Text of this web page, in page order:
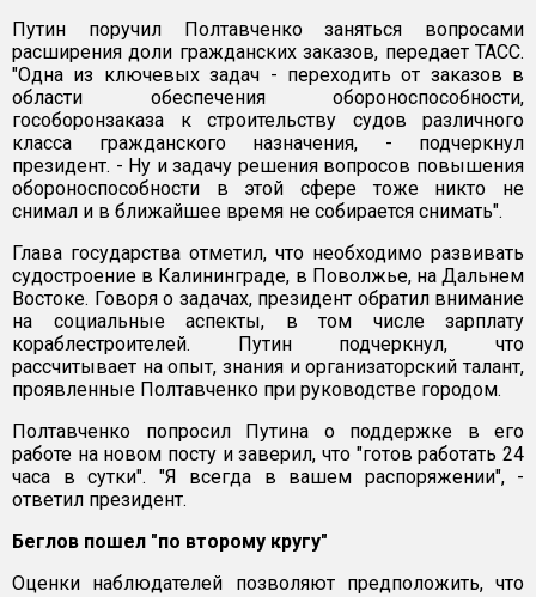
Путин поручил Полтавченко заняться вопросами
расширения доли гражданских заказов, передает ТАСС.
"Одна из ключевых задач - переходить от заказов в
области обеспечения обороноспособности,
гособоронзаказа к строительству судов различного
класса гражданского назначения, - подчеркнул
президент. - Ну и задачу решения вопросов повышения
обороноспособности в этой сфере тоже никто не
снимал и в ближайшее время не собирается снимать".
Глава государства отметил, что необходимо развивать
судостроение в Калининграде, в Поволжье, на Дальнем
Востоке. Говоря о задачах, президент обратил внимание
на социальные аспекты, в том числе зарплату
кораблестроителей. Путин подчеркнул, что
рассчитывает на опыт, знания и организаторский талант,
проявленные Полтавченко при руководстве городом.
Полтавченко попросил Путина о поддержке в его
работе на новом посту и заверил, что "готов работать 24
часа в сутки". "Я всегда в вашем распоряжении", -
ответил президент.
Беглов пошел "по второму кругу"
Оценки наблюдателей позволяют предположить, что